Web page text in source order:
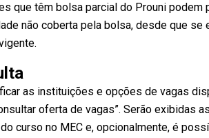
que têm bolsa parcial do Prouni
não coberta pela bolsa, desde que
as instituições e opções de vagas
oferta de vagas”. Serão exibidas
curso no MEC e, opcionalmente, é